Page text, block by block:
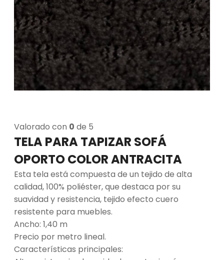
Valorado con 0 de 5
TELA PARA TAPIZAR SOFÁ
OPORTO COLOR ANTRACITA
Esta tela está compuesta de un tejido de alta
calidad, 100% poliéster, que destaca por su
suavidad y resistencia, tejido efecto cuero
resistente para muebles.
Ancho: 1,40 m
Precio por metro lineal.
Características principales: